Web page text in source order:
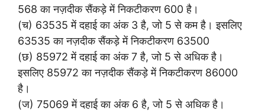
568 का नज़दीक सैंकड़े में निकटीकरण 600 है।
(च) 63535 में दहाई का अंक 3 है, जो 5 से कम है। इसलिए
63535 का नज़दीक सैंकड़े में निकटीकरण 63500
(छ) 85972 में दहाई का अंक 7 है, जो 5 से अधिक है।
इसलिए 85972 का नज़दीक सैंकड़े में निकटीकरण 86000
है।
(ज) 75069 में दहाई का अंक 6 है, जो 5 से अधिक है।